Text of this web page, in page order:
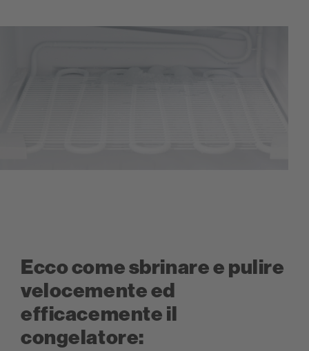
Ecco come sbrinare e pulire
velocemente ed
efficacemente il
congelatore: